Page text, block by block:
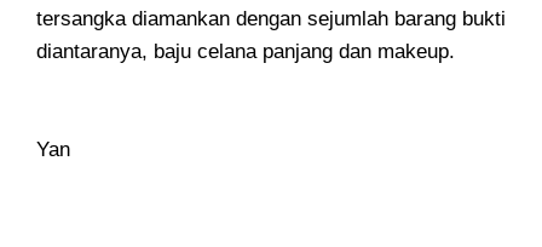
tersangka diamankan dengan sejumlah barang bukti
diantaranya, baju celana panjang dan makeup.
Yan